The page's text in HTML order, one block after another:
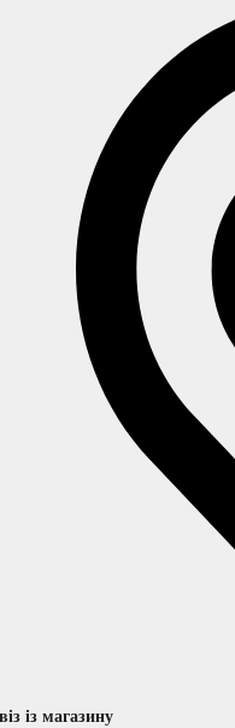
із магазину